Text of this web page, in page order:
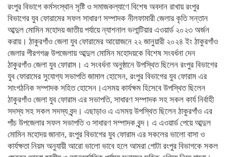
রংপুর বিভাগে কর্মসংস্থান সৃষ্টি ও সমাজকল্যাণে বিশেষ অবদান রাখায় রংপুর
বিভাগের যুব ফোরামের সফল সাধারণ সম্পাদক নীলফামারী জেলার কৃতি সন্তান
আব্দুল মোমিন মহোদয় জাতীয় পর্যায়ে ন্যাশনাল ভলান্টিয়ার এওয়ার্ড ২০২৩ অর্জন
করায়। ঠাকুরগাঁও জেলা যুব ফোরামের আয়োজনে ২২ জানুয়ারী ২০২৪ ইং ঠাকুরগাঁও
জেলার পীরগগঞ্জ উপজেলায় আব্দুল মোমিন মহোদয়কে বিশেষ সংবর্ধনা দেন
ঠাকুরগাঁও জেলা যুব ফোরাম। এ সংবর্ধনা অনুষ্ঠানে উপস্থিত ছিলেন রংপুর বিভাগের
যুব ফোরামের সুযোগ্য সভাপতি জামাল হোসেন, রংপুর বিভাগের যুব ফোরাম এর
সাংগঠনিক সম্পাদক সহিত হোসেন।এসময় কার্যক্ষম হিসেবে উপস্থিত ছিলেন
ঠাকুরগাঁও জেলা যুব ফোরাম এর সভাপতি, সাধারণ সম্পাদক সহ সকল কার্য নির্বাহী
সদস্য সহ সকল সদস্য বৃন্দ। এছাড়াও এ এসময় উপস্থিত ছিলেন ঠাকুরগাঁও এর
পাঁচ উপজেলার সফল সভাপতি ও সাধারণ সম্পাদক বৃন্দ। এ এওয়ার্ড পেয়ে আব্দুল
মোমিন মহোদয় জানান, রংপুর বিভাগের যুব ফোরাম এর সকলের ভালো বাসা ও
কার্যক্ষতা নিয়ম অনুযায়ী আরো ভালো ভাবে হলে আমরা গোটা রংপুর বিভাগকে সকল